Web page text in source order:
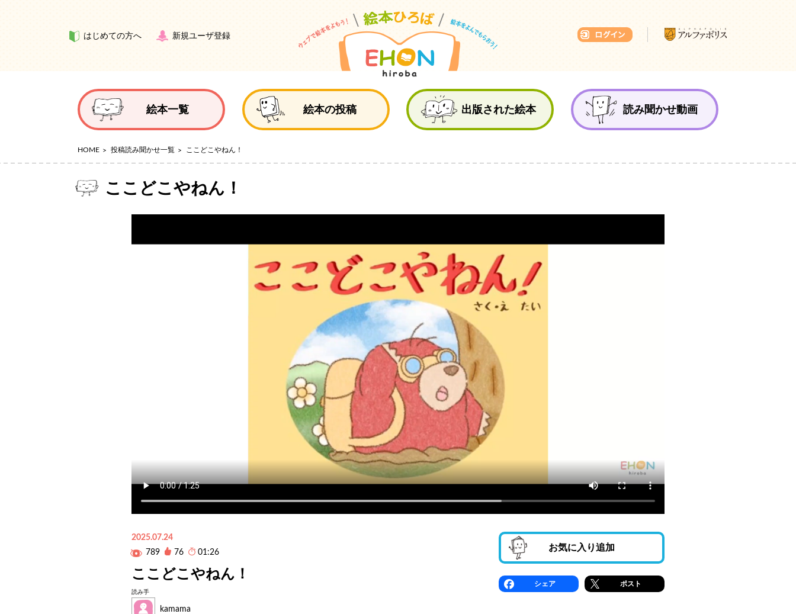
はじめての方へ 新規ユーザ登録
絵本一覧 絵本の投稿 出版された絵本 読み聞かせ動画
HOME 投稿読み聞かせ一覧 ここどこやねん！
ここどこやねん！
2025.07.24
789
76 01:26
ここどこやねん！
読み手
kamama
お気に入り追加
シェア ポスト